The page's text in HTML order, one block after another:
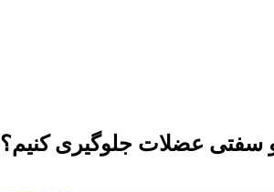
عضلات جلوگیری کنیم؟